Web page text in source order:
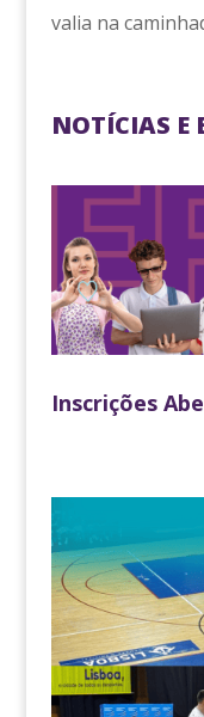
valia na
NOTÍCIAS E
Inscrições